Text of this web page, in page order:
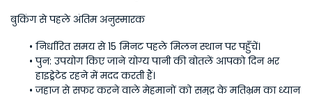
बुकिंग से पहले अंतिम अनुस्मारक
निर्धारित समय से 15 मिनट पहले मिलन स्थान पर पहुँचें।
पुन: उपयोग किए जाने योग्य पानी की बोतलें आपको दिन भर
हाइड्रेटेड रहने में मदद करती हैं।
जहाज से सफर करने वाले मेहमानों को समुद्र के मतिभ्रम का ध्यान